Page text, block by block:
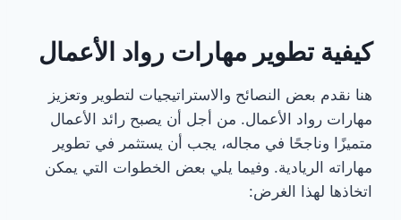
كيفية تطوير مهارات رواد الأعمال
هنا نقدم بعض النصائح والاستراتيجيات لتطوير وتعزيز
مهارات رواد الأعمال. من أجل أن يصبح رائد الأعمال
متميزًا وناجحًا في مجاله، يجب أن يستثمر في تطوير
مهاراته الريادية. وفيما يلي بعض الخطوات التي يمكن
اتخاذها لهذا الغرض: